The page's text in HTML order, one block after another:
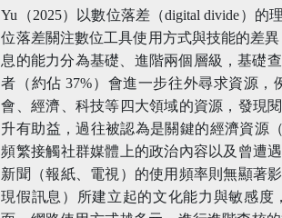
Yu（2025）以數位落差（digital divide）
位落差關注數位工具使用方式與技能的差異
息的能力分為基礎、進階兩個層級，基礎
者（約佔 37%）會進一步往外尋求資源
會、經濟、科技等四大領域的資源，發現
升有助益，過往被認為是關鍵的經濟資源
頻繁接觸社群媒體上的政治內容以及曾遭
新聞（報紙、電視）的使用頻率則無顯著
現假訊息）所建立起的文化能力與敏感